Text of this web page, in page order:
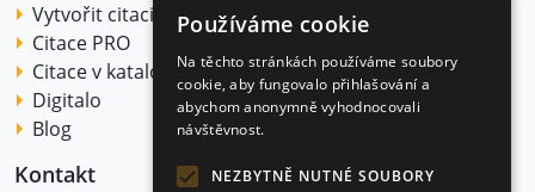
Vytvořit citaci
Citace PRO
Citace v katalogu
Digitalo
Blog
Kontakt
Používáme cookie
Na těchto stránkách používáme soubory
cookie, aby fungovalo přihlašování a
abychom anonymně vyhodnocovali
návštěvnost.
NEZBYTNĚ NUTNÉ SOUBORY